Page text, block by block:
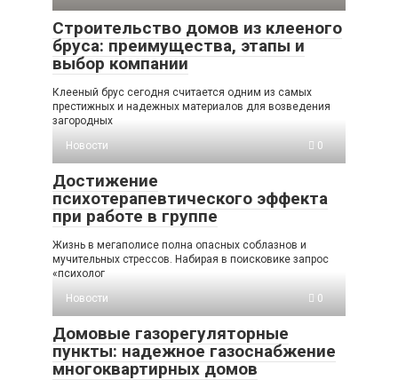
Строительство домов из клееного
бруса: преимущества, этапы и
выбор компании
Клееный брус сегодня считается одним из самых
престижных и надежных материалов для возведения
загородных
Новости
0
Достижение
психотерапевтического эффекта
при работе в группе
Жизнь в мегаполисе полна опасных соблазнов и
мучительных стрессов. Набирая в поисковике запрос
«психолог
Новости
0
Домовые газорегуляторные
пункты: надежное газоснабжение
многоквартирных домов